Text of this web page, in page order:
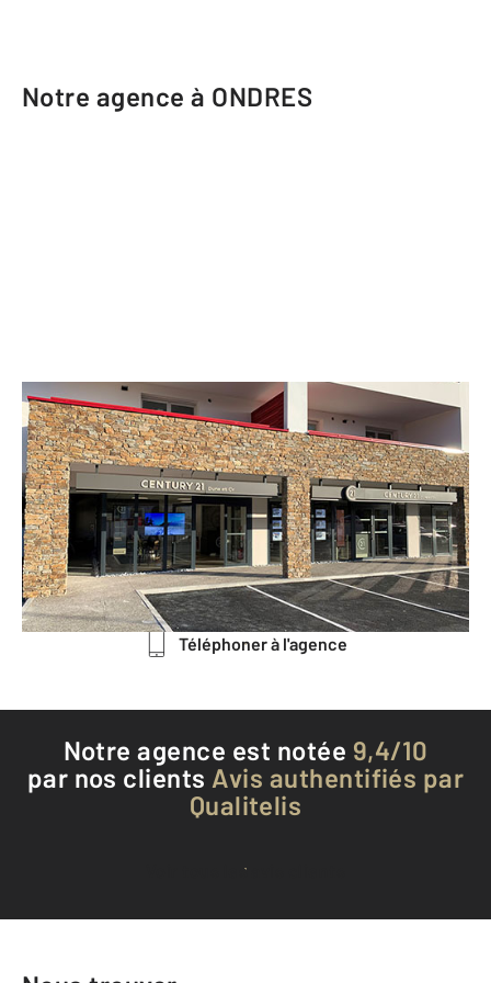
Notre agence à ONDRES
CENTURY 21 Dune et Or
1607 avenue du 11 novembre 1918 RN
10
ONDRES - 40440
Envoyer un message
Téléphoner à l'agence
Notre agence est notée 9,4/10
par nos clients Avis authentifiés par
Qualitelis
Voir tous les avis clients